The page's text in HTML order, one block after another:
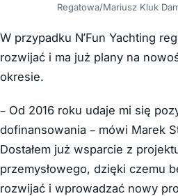
Regatowa/Mariusz Kluk
W przypadku N’Fun Yachting
rozwijać i ma już plany na
okresie.
– Od 2016 roku udaje mi się
dofinansowania – mówi Marek
Dostałem już wsparcie z
przemysłowego, dzięki czemu
rozwijać i wprowadzać nowy